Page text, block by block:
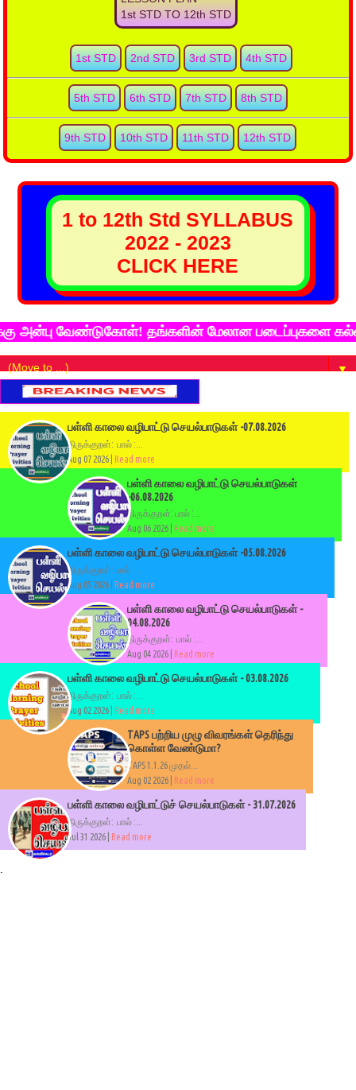
1st STD TO 12th STD
1st STD 2nd STD 3rd STD 4th STD
5th STD 6th STD 7th STD 8th STD
9th STD 10th STD 11th STD 12th STD
1 to 12th Std SYLLABUS
2022 - 2023
CLICK HERE
வேண்டுகோள்! தங்களின் மேலான படைப்புகளை
▼
பள்ளி காலை வழிபாட்டு செயல்பாடுகள் -07.08.2026
திருக்குறள்: பால் :...
Aug 07 2026 |
Read more
பள்ளி காலை வழிபாட்டு செயல்பாடுகள்
-06.08.2026
திருக்குறள்: பால் :...
Aug 06 2026 | Read more
பள்ளி காலை வழிபாட்டு செயல்பாடுகள் -05.08.2026
திருக்குறள்: பால் :...
Aug 05 2026 | Read more
பள்ளி காலை வழிபாட்டு செயல்பாடுகள் -
04.08.2026
திருக்குறள்: பால் :...
Aug 04 2026 |
Read more
பள்ளி காலை வழிபாட்டு செயல்பாடுகள் - 03.08.2026
திருக்குறள்: பால் :...
Aug 02 2026 | Read more
TAPS பற்றிய முழு விவரங்கள் தெரிந்து
கொள்ள வேண்டுமா?
TAPS 1.1.26 முதல்...
Aug 02 2026 |
Read more
பள்ளி காலை வழிபாட்டுச் செயல்பாடுகள் - 31.07.2026
திருக்குறள்: பால் :...
Jul 31 2026 |
Read more